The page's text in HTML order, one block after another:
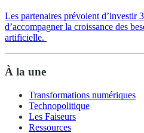
Les partenaires prévoient d’investir
d’accompagner la croissance des
artificielle.
À la une
Transformations numériques
Technopolitique
Les Faiseurs
Ressources